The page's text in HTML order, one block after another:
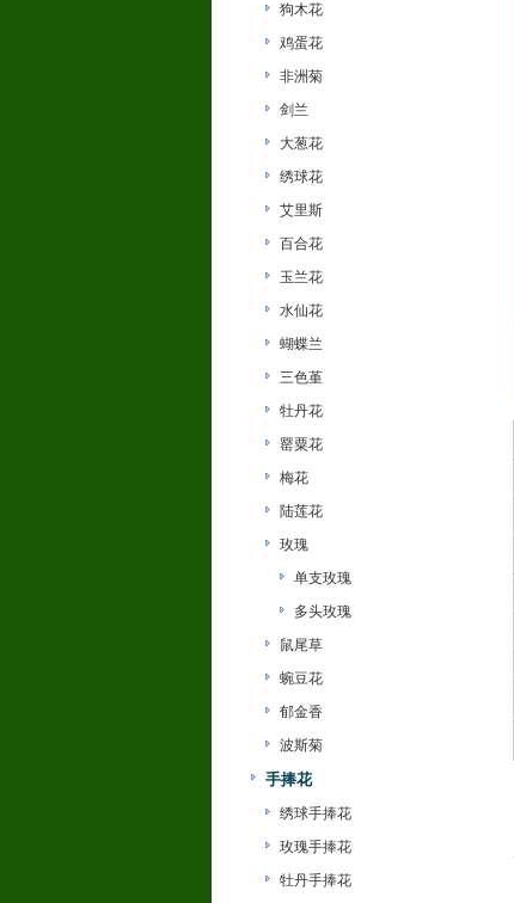
狗木花
鸡蛋花
非洲菊
剑兰
大葱花
绣球花
艾里斯
百合花
玉兰花
水仙花
蝴蝶兰
三色堇
牡丹花
罂粟花
梅花
陆莲花
玫瑰
单支玫瑰
多头玫瑰
鼠尾草
蜿豆花
郁金香
波斯菊
手捧花
绣球手捧花
玫瑰手捧花
牡丹手捧花